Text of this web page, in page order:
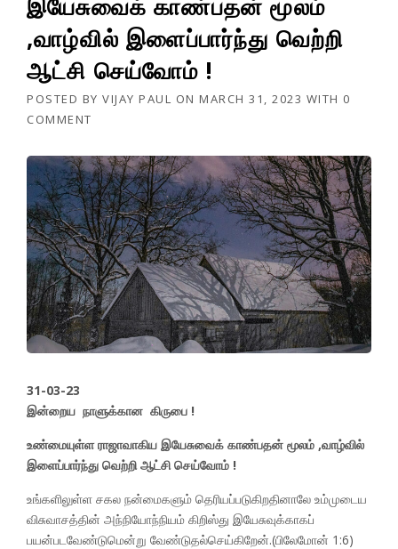
,வாழ்வில் இளைப்பார்ந்து வெற்றி
ஆட்சி செய்வோம் !
POSTED BY VIJAY PAUL ON MARCH 31, 2023 WITH 0
COMMENT
31-03-23
இன்றைய நாளுக்கான கிருபை !
உண்மையுள்ள ராஜாவாகிய இயேசுவைக் காண்பதன் மூலம் ,வாழ்வில்
இளைப்பார்ந்து வெற்றி ஆட்சி செய்வோம் !
உங்களிலுள்ள சகல நன்மைகளும் தெரியப்படுகிறதினாலே உம்முடைய
விசுவாசத்தின் அந்நியோந்நியம் கிறிஸ்து இயேசுவுக்காகப்
பயன்படவேண்டுமென்று வேண்டுதல்செய்கிறேன்.(பிலேமோன் 1:6)